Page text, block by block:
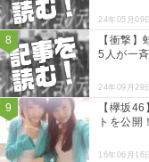
24年05月09
【衝撃
5人が一
24年09月29
【欅坂
トを公開
16年06月16